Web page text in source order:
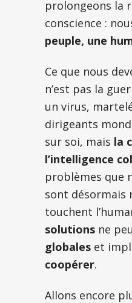
prolongeons la
conscience :
peuple, une
Ce que nous
n’est pas la
un virus,
dirigeants
sur soi, mais la
l’intelligence
problèmes que
sont désormais
touchent
solutions ne
globales et
coopérer.
Allons encore